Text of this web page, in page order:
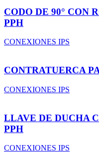
CODO DE 90° CON
PPH
CONEXIONES IPS
CONTRATUERCA
CONEXIONES IPS
LLAVE DE DUCHA
PPH
CONEXIONES IPS